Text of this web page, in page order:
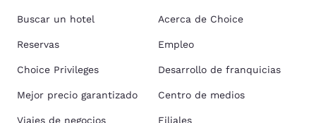
Buscar un hotel
Reservas
Choice Privileges
Mejor precio garantizado
Viajes de negocios
Acerca de Choice
Empleo
Desarrollo de franquicias
Centro de medios
Filiales